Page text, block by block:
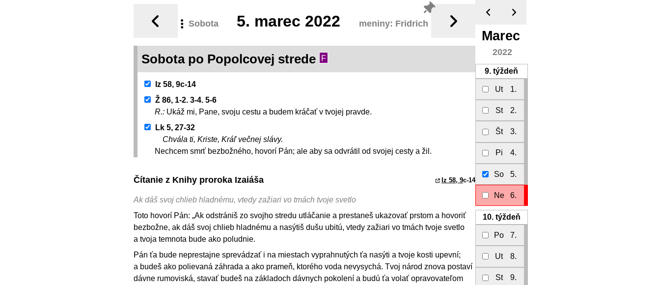
Sobota 5. marec 2022 meniny: Fridrich
Sobota po Popolcovej strede F
Iz 58, 9c-14
Ž 86, 1-2. 3-4. 5-6
R.: Ukáž mi, Pane, svoju cestu a budem kráčať v tvojej pravde.
Lk 5, 27-32
Chvála ti, Kriste, Kráľ večnej slávy.
Nechcem smrť bezbožného, hovorí Pán; ale aby sa odvrátil od svojej cesty a žil.
Čítanie z Knihy proroka Izaiáša Iz 58, 9c-14
Ak dáš svoj chlieb hladnému, vtedy zažiari vo tmách tvoje svetlo
Toto hovorí Pán: „Ak odstrániš zo svojho stredu utláčanie a prestaneš ukazovať prstom a hovoriť
bezbožne, ak dáš svoj chlieb hladnému a nasýtiš dušu ubitú, vtedy zažiari vo tmách tvoje svetlo
a tvoja temnota bude ako poludnie.
Pán ťa bude neprestajne sprevádzať i na miestach vyprahnutých ťa nasýti a tvoje kosti upevní;
a budeš ako polievaná záhrada a ako prameň, ktorého voda nevysychá. Tvoj národ znova postaví
dávne rumoviská, stavať budeš na základoch dávnych pokolení a budú ťa volať opravovateľom
Marec
2022
9. týždeň
Ut 1.
St 2.
Št 3.
Pi 4.
So 5.
Ne 6.
10.týždeň
Po 7.
Ut 8.
St 9.